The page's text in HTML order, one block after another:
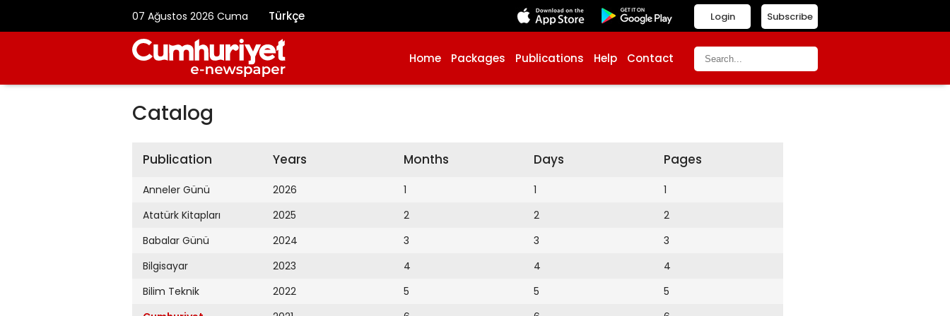
07 Ağustos 2026 Cuma Türkçe Subscribe
Login
Home Packages Publications Help Contact
Catalog
Publication
Anneler Günü
Atatürk Kitapları
Babalar Günü
Bilgisayar
Bilim Teknik
Years
2026
2025
2024
2023
2022
Months
1
2
3
4
5
Days
1
2
3
4
5
Pages
1
2
3
4
5